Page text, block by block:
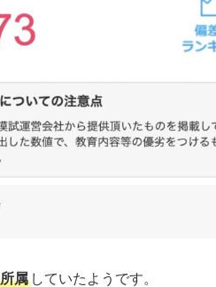
属 していたようです。